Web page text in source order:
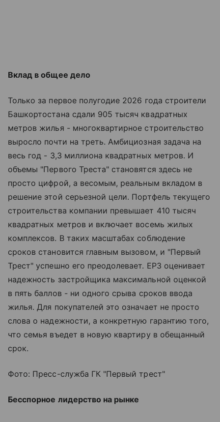
Вклад в общее дело
Только за первое полугодие 2026 года строители
Башкортостана сдали 905 тысяч квадратных
метров жилья - многоквартирное строительство
выросло почти на треть. Амбициозная задача на
весь год - 3,3 миллиона квадратных метров. И
объемы "Первого Треста" становятся здесь не
просто цифрой, а весомым, реальным вкладом в
решение этой серьезной цели. Портфель текущего
строительства компании превышает 410 тысяч
квадратных метров и включает восемь жилых
комплексов. В таких масштабах соблюдение
сроков становится главным вызовом, и "Первый
Трест" успешно его преодолевает. ЕРЗ оценивает
надежность застройщика максимальной оценкой
в пять баллов - ни одного срыва сроков ввода
жилья. Для покупателей это означает не просто
слова о надежности, а конкретную гарантию того,
что семья въедет в новую квартиру в обещанный
срок.
Фото: Пресс-служба ГК "Первый трест"
Бесспорное лидерство на рынке